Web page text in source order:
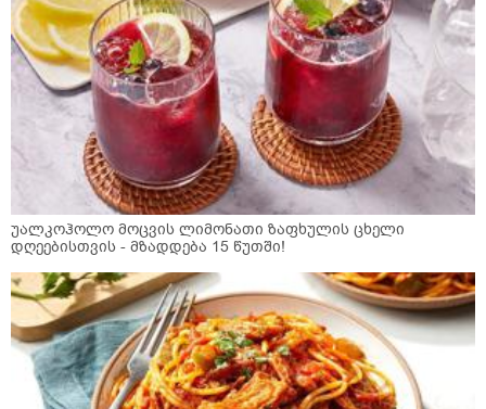
უალკოჰოლო მოცვის ლიმონათი ზაფხულის ცხელი
დღეებისთვის - მზადდება 15 წუთში!